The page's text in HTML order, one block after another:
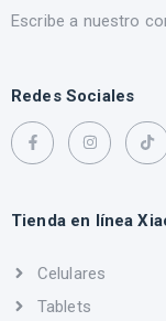
Escribe a nuestro
Redes Sociales
Tienda en línea
Celulares
Tablets